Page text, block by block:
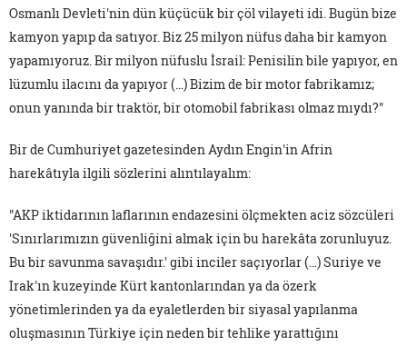
Osmanlı Devleti'nin dün küçücük bir çöl vilayeti idi. Bugün bize
kamyon yapıp da satıyor. Biz 25 milyon nüfus daha bir kamyon
yapamıyoruz. Bir milyon nüfuslu İsrail: Penisilin bile yapıyor, en
lüzumlu ilacını da yapıyor (…) Bizim de bir motor fabrikamız;
onun yanında bir traktör, bir otomobil fabrikası olmaz mıydı?"
Bir de Cumhuriyet gazetesinden Aydın Engin'in Afrin
harekâtıyla ilgili sözlerini alıntılayalım:
"AKP iktidarının laflarının endazesini ölçmekten aciz sözcüleri
'Sınırlarımızın güvenliğini almak için bu harekâta zorunluyuz.
Bu bir savunma savaşıdır.' gibi inciler saçıyorlar (…) Suriye ve
Irak'ın kuzeyinde Kürt kantonlarından ya da özerk
yönetimlerinden ya da eyaletlerden bir siyasal yapılanma
oluşmasının Türkiye için neden bir tehlike yarattığını